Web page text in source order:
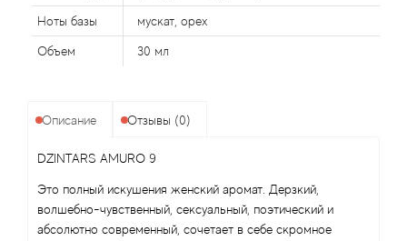
Ноты базы мускат, орех
Объем 30 мл
Описание Отзывы (0)
DZINTARS AMURO 9
Это полный искушения женский аромат. Дерзкий,
волшебно-чувственный, сексуальный, поэтический и
абсолютно современный, сочетает в себе скромное
Alexandre Barthet
Alfred Dunhill
Alyson Oldoini
Alyssa Ashley